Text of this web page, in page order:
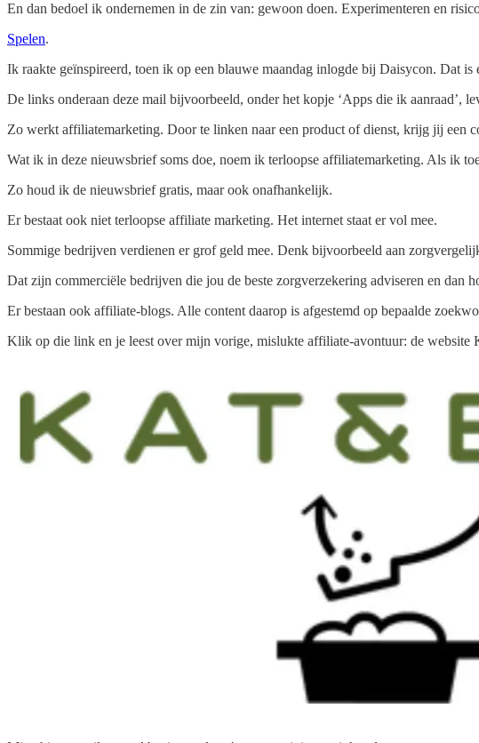
En dan bedoel ik ondernemen in de zin van: gewoon doen. Experimenteren en
Spelen.
Ik raakte geïnspireerd, toen ik op een blauwe maandag inlogde bij Daisycon. Dat
De links onderaan deze mail bijvoorbeeld, onder het kopje ‘Apps die ik aanraad’,
Zo werkt affiliatemarketing. Door te linken naar een product of dienst, krijg jij een
Wat ik in deze nieuwsbrief soms doe, noem ik terloopse affiliatemarketing. Als ik
Zo houd ik de nieuwsbrief gratis, maar ook onafhankelijk.
Er bestaat ook niet terloopse affiliate marketing. Het internet staat er vol mee.
Sommige bedrijven verdienen er grof geld mee. Denk bijvoorbeeld aan
Dat zijn commerciële bedrijven die jou de beste zorgverzekering adviseren en
Er bestaan ook affiliate-blogs. Alle content daarop is afgestemd op bepaalde
Klik op die link en je leest over mijn vorige, mislukte affiliate-avontuur: de website